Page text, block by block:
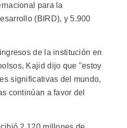
para la
(BIRD), y 5.900
de la institución en
Kajid dijo que "estoy
significativas del mundo,
continúan a favor del